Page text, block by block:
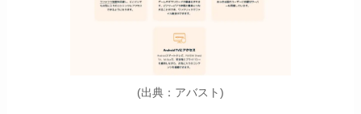
(出典：アバスト)